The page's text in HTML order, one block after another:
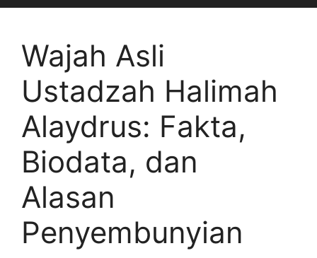
Wajah Asli
Ustadzah Halimah
Alaydrus: Fakta,
Biodata, dan
Alasan
Penyembunyian